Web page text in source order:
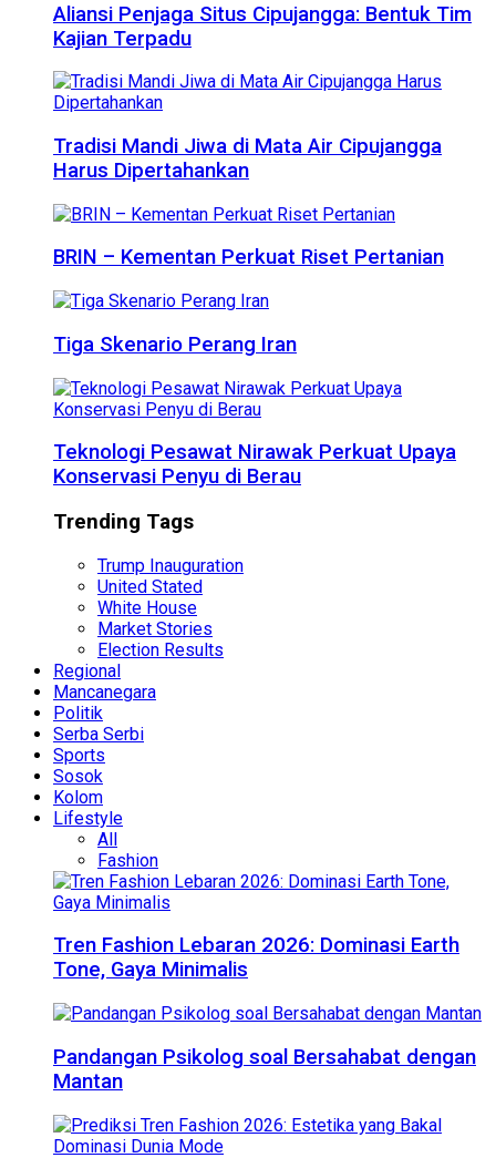
Aliansi Penjaga Situs Cipujangga: Bentuk Tim
Kajian Terpadu
Tradisi Mandi Jiwa di Mata Air Cipujangga
Harus Dipertahankan
BRIN – Kementan Perkuat Riset Pertanian
Tiga Skenario Perang Iran
Teknologi Pesawat Nirawak Perkuat Upaya
Konservasi Penyu di Berau
Trending Tags
Trump Inauguration
United Stated
White House
Market Stories
Election Results
Regional
Mancanegara
Politik
Serba Serbi
Sports
Sosok
Kolom
Lifestyle
All
Fashion
Tren Fashion Lebaran 2026: Dominasi Earth
Tone, Gaya Minimalis
Pandangan Psikolog soal Bersahabat dengan
Mantan